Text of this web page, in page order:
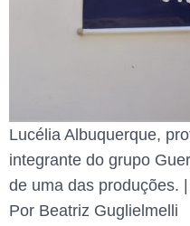
Lucélia Albuquerque,
integrante do grupo
de uma das produções.
Por Beatriz Guglielmelli